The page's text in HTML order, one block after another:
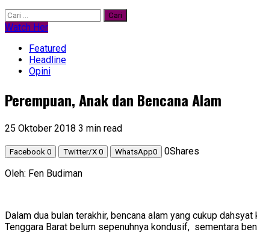
Cari
untuk:
Watch Her
Featured
Headline
Opini
Perempuan, Anak dan Bencana Alam
25 Oktober 2018 3 min read
Facebook 0 Twitter/X 0 WhatsApp0 0Shares
Oleh: Fen Budiman
Dalam dua bulan terakhir, bencana alam yang cukup
Tenggara Barat belum sepenuhnya kondusif, sementara